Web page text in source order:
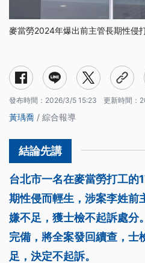
麥當勞2024年爆出前主管長期性侵
發布時間： 2026/3/5 15:23 更新時間：
黃瑀喬 / 綜合報導
台北市一名在麥當勞打工的
期性侵而輕生，涉案李姓
嫌不足，獲士檢不起訴處分
完備，將全案發回續查，士
足，決定不起訴。